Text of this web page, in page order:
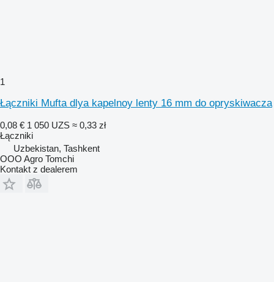
1
Łączniki Mufta dlya kapelnoy lenty 16 mm do opryskiwacza
0,08 € 1 050 UZS ≈ 0,33 zł
Łączniki
Uzbekistan, Tashkent
OOO Agro Tomchi
Kontakt z dealerem